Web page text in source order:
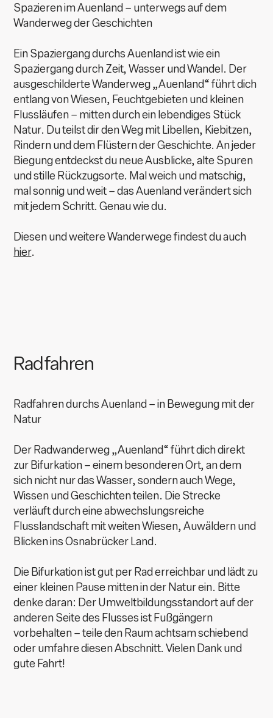
Spazieren im Auenland – unterwegs auf dem
Wanderweg der Geschichten
Ein Spaziergang durchs Auenland ist wie ein
Spaziergang durch Zeit, Wasser und Wandel. Der
ausgeschilderte Wanderweg „Auenland“ führt dich
entlang von Wiesen, Feuchtgebieten und kleinen
Flussläufen – mitten durch ein lebendiges Stück
Natur. Du teilst dir den Weg mit Libellen, Kiebitzen,
Rindern und dem Flüstern der Geschichte. An jeder
Biegung entdeckst du neue Ausblicke, alte Spuren
und stille Rückzugsorte. Mal weich und matschig,
mal sonnig und weit – das Auenland verändert sich
mit jedem Schritt. Genau wie du.
Diesen und weitere Wanderwege findest du auch
hier.
Radfahren
Radfahren durchs Auenland – in Bewegung mit der
Natur
Der Radwanderweg „Auenland“ führt dich direkt
zur Bifurkation – einem besonderen Ort, an dem
sich nicht nur das Wasser, sondern auch Wege,
Wissen und Geschichten teilen. Die Strecke
verläuft durch eine abwechslungsreiche
Flusslandschaft mit weiten Wiesen, Auwäldern und
Blicken ins Osnabrücker Land.
Die Bifurkation ist gut per Rad erreichbar und lädt zu
einer kleinen Pause mitten in der Natur ein. Bitte
denke daran: Der Umweltbildungsstandort auf der
anderen Seite des Flusses ist Fußgängern
vorbehalten – teile den Raum achtsam schiebend
oder umfahre diesen Abschnitt. Vielen Dank und
gute Fahrt!